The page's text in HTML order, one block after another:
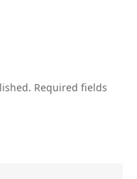
Required fields